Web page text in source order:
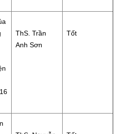
ThS. Trần
Anh Sơn
Tốt